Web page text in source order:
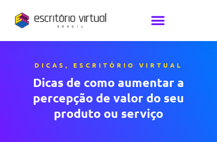
DICAS , ESCRITÓRIO VIRTUAL
Dicas de como aumentar a
percepção de valor do seu
produto ou serviço